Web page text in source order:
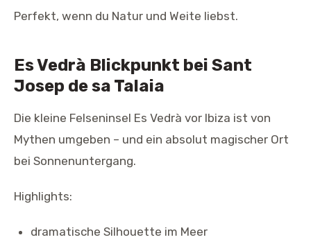
Perfekt, wenn du Natur und Weite liebst.
Es Vedrà Blickpunkt bei Sant
Josep de sa Talaia
Die kleine Felseninsel Es Vedrà vor Ibiza ist von
Mythen umgeben – und ein absolut magischer Ort
bei Sonnenuntergang.
Highlights:
dramatische Silhouette im Meer